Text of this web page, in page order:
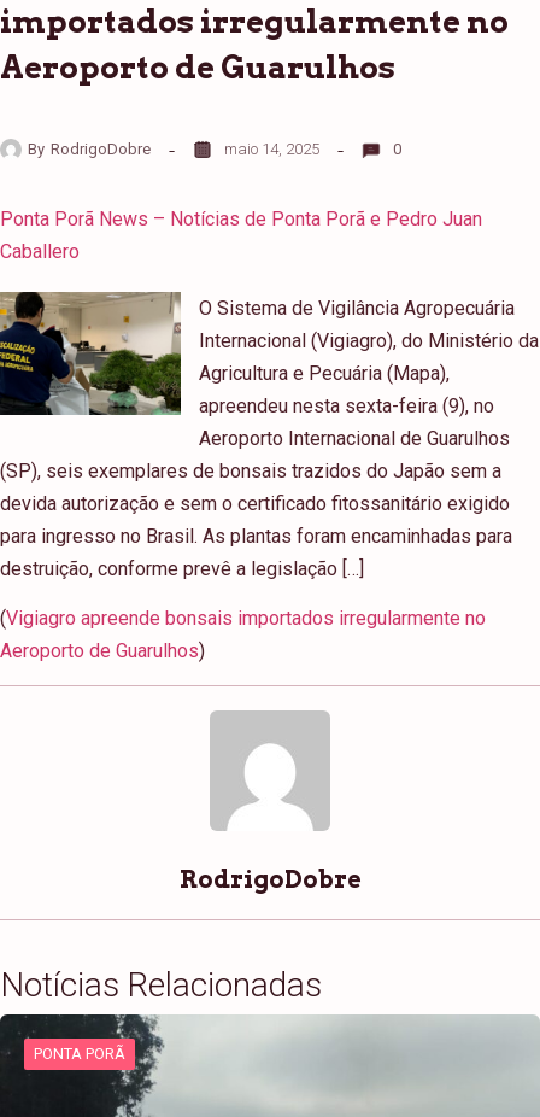
importados irregularmente no
Aeroporto de Guarulhos
By RodrigoDobre maio 14, 2025 0
Ponta Porã News – Notícias de Ponta Porã e Pedro Juan
Caballero
O Sistema de Vigilância Agropecuária
Internacional (Vigiagro), do Ministério da
Agricultura e Pecuária (Mapa),
apreendeu nesta sexta-feira (9), no
Aeroporto Internacional de Guarulhos
(SP), seis exemplares de bonsais trazidos do Japão sem a
devida autorização e sem o certificado fitossanitário exigido
para ingresso no Brasil. As plantas foram encaminhadas para
destruição, conforme prevê a legislação […]
(Vigiagro apreende bonsais importados irregularmente no
Aeroporto de Guarulhos)
RodrigoDobre
Notícias Relacionadas
PONTA PORÃ